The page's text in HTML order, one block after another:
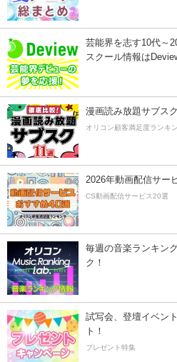
芸能界を志す10代～
スクール情報は
漫画読み放題サブス
オリコン顧客満足度ランキ
2026年動画配信サー
CS動画配信サービス20選
毎週の音楽ランキン
ク！
試写会、登壇イベン
ト！
プレゼント特集